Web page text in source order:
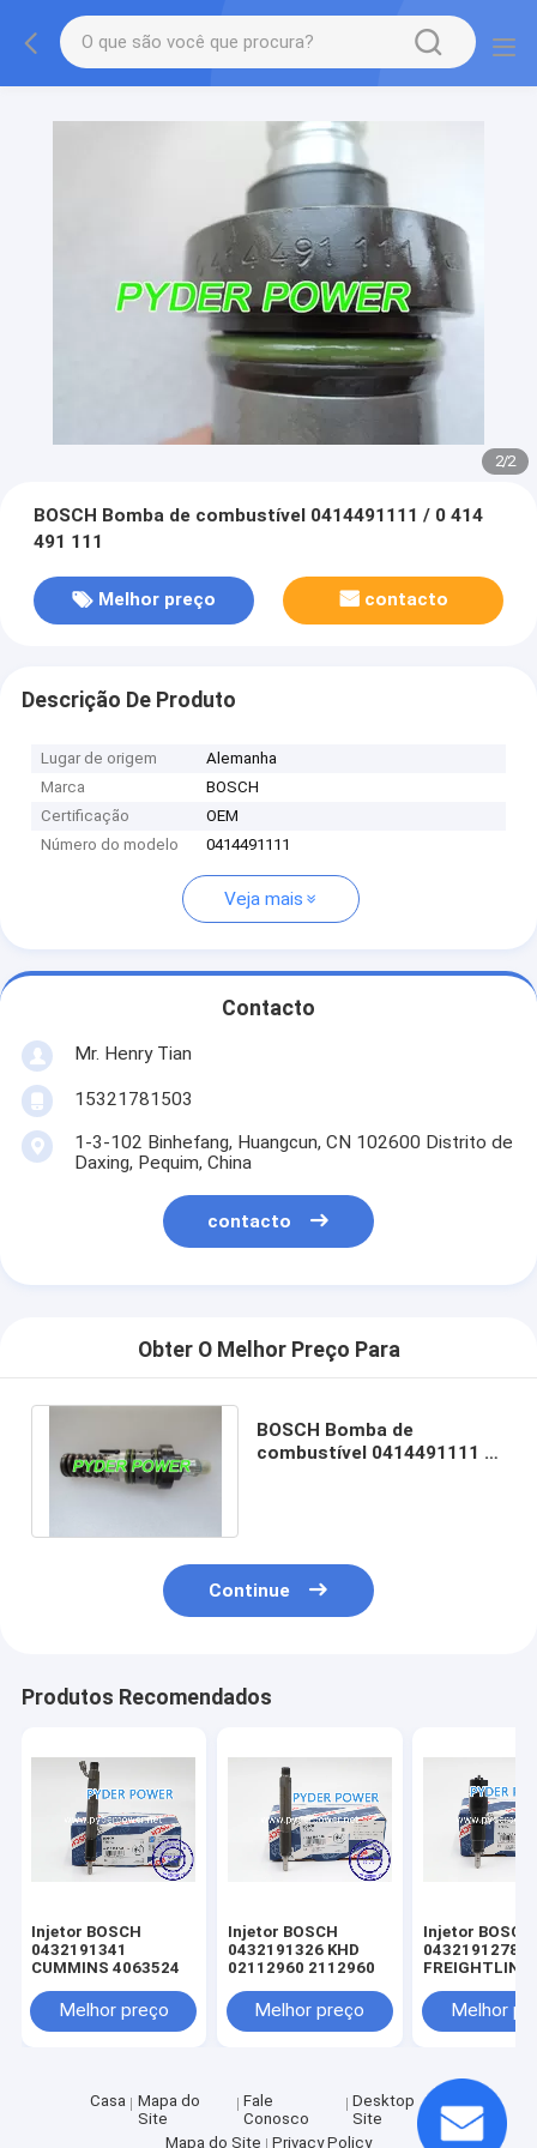
2/2
BOSCH Bomba de combustível 0414491111 / 0 414
491 111
Melhor preço contacto
Descrição De Produto
Lugar de origem
Alemanha
Marca
BOSCH
Certificação
OEM
Número do modelo
0414491111
Veja mais
Contacto
Mr. Henry Tian
15321781503
1-3-102 Binhefang, Huangcun, CN 102600 Distrito de
Daxing, Pequim, China
contacto
Obter O Melhor Preço Para
BOSCH Bomba de
combustível 0414491111 /
Continue
Produtos Recomendados
Injetor BOSCH
0432191341
CUMMINS 4063524
Melhor preço
Injetor BOSCH
0432191326 KHD
02112960 2112960
Melhor preço
Injetor BOSCH
0432191278
MINSK
MERCEDES-
A0050177721
0050177721
A0060172221
0060172221
Melhor
Casa
Mapa do
Site
Fale
Conosco
Desktop
Site
Mapa do Site
Privacy Policy